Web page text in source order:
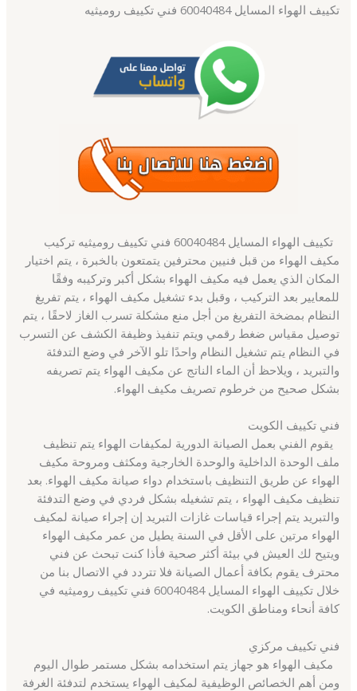
تكييف الهواء المسايل 60040484 فني تكييف روميثيه
تكييف الهواء المسايل 60040484 فني تكييف روميثيه تركيب
مكيف الهواء من قبل فنيين محترفين يتمتعون بالخبرة ، يتم اختيار
المكان الذي يعمل فيه مكيف الهواء بشكل أكبر وتركيبه وفقًا
للمعايير بعد التركيب ، وقبل بدء تشغيل مكيف الهواء ، يتم تفريغ
النظام بمضخة التفريغ من أجل منع مشكلة تسرب الغاز لاحقًا ، يتم
توصيل مقياس ضغط رقمي ويتم تنفيذ وظيفة الكشف عن التسرب
في النظام يتم تشغيل النظام واحدًا تلو الآخر في وضع التدفئة
والتبريد ، ويلاحظ أن الماء الناتج عن مكيف الهواء يتم تصريفه
بشكل صحيح من خرطوم تصريف مكيف الهواء.
فني تكييف الكويت
يقوم الفني بعمل الصيانة الدورية لمكيفات الهواء يتم تنظيف
ملف الوحدة الداخلية والوحدة الخارجية ومكثف ومروحة مكيف
الهواء عن طريق التنظيف باستخدام دواء صيانة مكيف الهواء. بعد
تنظيف مكيف الهواء ، يتم تشغيله بشكل فردي في وضع التدفئة
والتبريد يتم إجراء قياسات غازات التبريد إن إجراء صيانة لمكيف
الهواء مرتين على الأقل في السنة يطيل من عمر مكيف الهواء
ويتيح لك العيش في بيئة أكثر صحية فأذا كنت تبحث عن فني
محترف يقوم بكافة أعمال الصيانة فلا تتردد في الاتصال بنا من
خلال تكييف الهواء المسايل 60040484 فني تكييف روميثيه في
كافة أنحاء ومناطق الكويت.
فني تكييف مركزي
مكيف الهواء هو جهاز يتم استخدامه بشكل مستمر طوال اليوم
ومن أهم الخصائص الوظيفية لمكيف الهواء يستخدم لتدفئة الغرفة